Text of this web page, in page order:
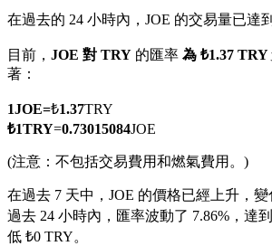
以數字貨幣為保證金的永續合約
美股、外匯、貴金屬及大宗商品衍
在過去的 24 小時內，JOE 的交易量已達
目前， JOE 對 TRY 的匯率 為 ₺1.37 TRY
著：
1JOE=₺1.37TRY
₺1TRY=0.73015084JOE
(注意：不包括交易費用和燃氣費用。)
在過去 7 天中，JOE 的價格已經上升，變
過去 24 小時內，匯率波動了 7.86%，達
低 ₺0 TRY。